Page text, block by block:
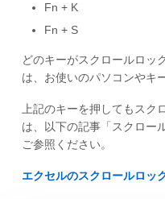
Fn + K
Fn + S
どのキーがスクロールロッ
は、お使いのパソコンやキ
上記のキーを押してもスク
は、以下の記事「スクロー
ご参照ください。
エクセルのスクロールロッ